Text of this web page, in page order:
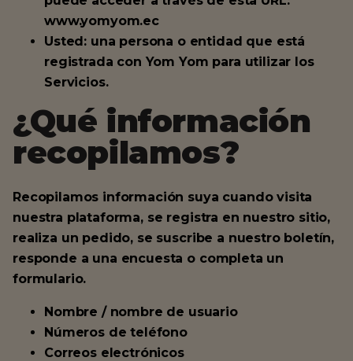
www.yomyom.ec
Usted: una persona o entidad que está
registrada con Yom Yom para utilizar los
Servicios.
¿Qué información
recopilamos?
Recopilamos información suya cuando visita
nuestra plataforma, se registra en nuestro sitio,
realiza un pedido, se suscribe a nuestro boletín,
responde a una encuesta o completa un
formulario.
Nombre / nombre de usuario
Números de teléfono
Correos electrónicos